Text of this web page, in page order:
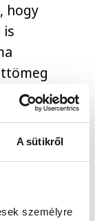
A sütikről
személyre
hogy
is
a
még